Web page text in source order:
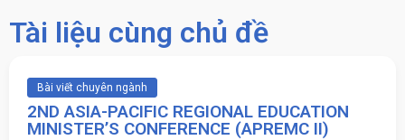
Tài liệu cùng chủ đề
Bài viết chuyên ngành
2ND ASIA-PACIFIC REGIONAL EDUCATION
MINISTER’S CONFERENCE (APREMC II)